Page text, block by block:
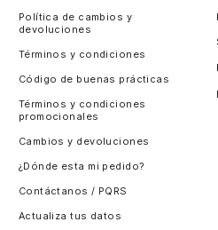
Política de cambios y
devoluciones
Términos y condiciones
Código de buenas prácticas
Términos y condiciones
promocionales
Cambios y devoluciones
¿Dónde esta mi pedido?
Contáctanos / PQRS
Actualiza tus datos